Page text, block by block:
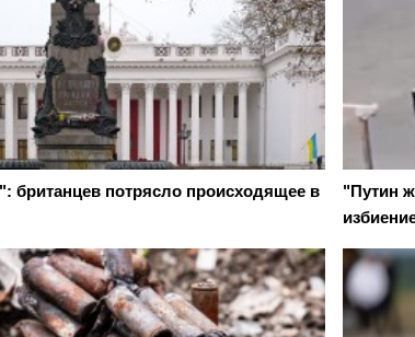
британцев потрясло происходящее в
"Путин